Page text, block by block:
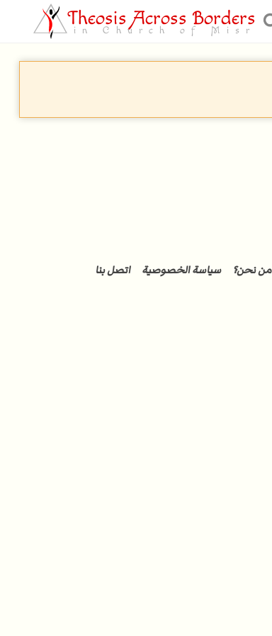
Theosis Across Borders
in Church of Misr
من نحن؟ سياسة الخصوصية اتصل بنا